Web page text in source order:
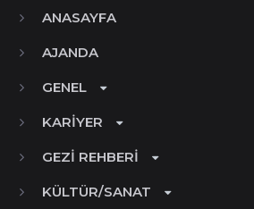
ANASAYFA
AJANDA
GENEL
KARIYER
GEZI REHBERI
KÜLTÜR/SANAT